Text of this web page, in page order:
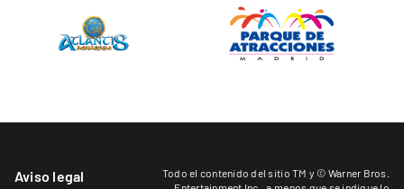
Aviso legal
Todo el contenido del sitio TM y © Warner Bros.